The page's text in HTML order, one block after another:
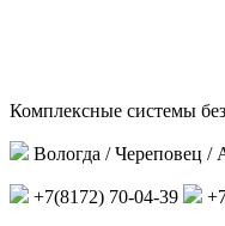
Комплексные системы
Вологда / Череповец /
+7(8172) 70-04-39